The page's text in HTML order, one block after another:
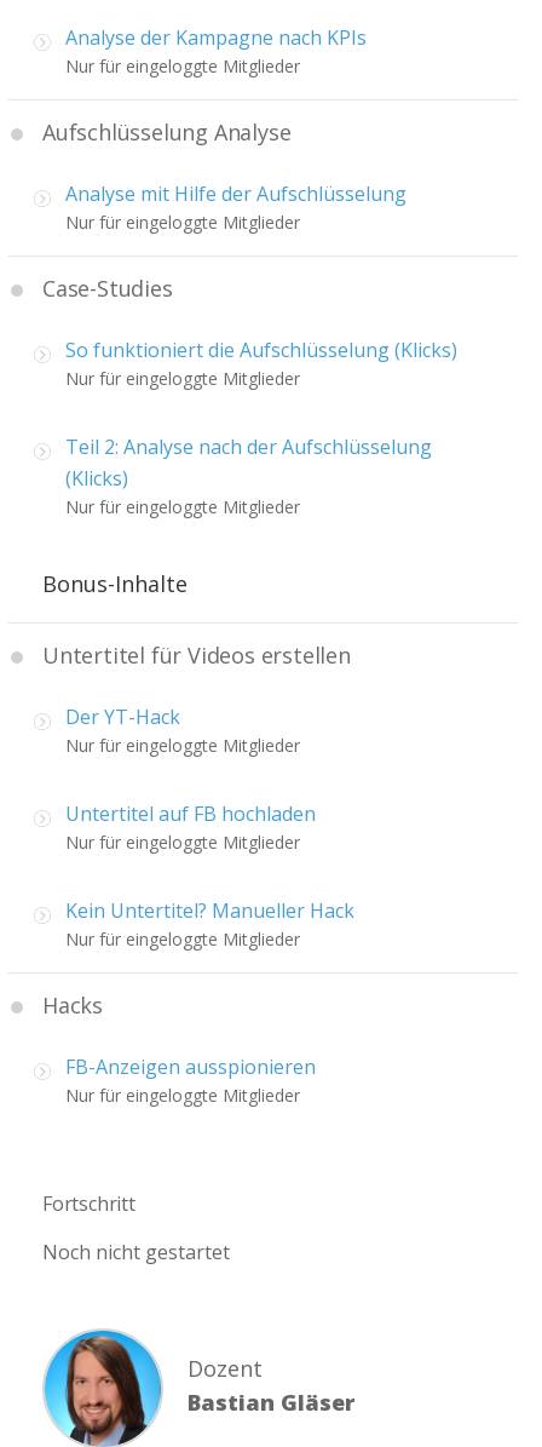
Analyse der Kampagne nach KPIs
Nur für eingeloggte Mitglieder
Aufschlüsselung Analyse
Analyse mit Hilfe der Aufschlüsselung
Nur für eingeloggte Mitglieder
Case-Studies
So funktioniert die Aufschlüsselung (Klicks)
Nur für eingeloggte Mitglieder
Teil 2: Analyse nach der Aufschlüsselung
(Klicks)
Nur für eingeloggte Mitglieder
Bonus-Inhalte
Untertitel für Videos erstellen
Der YT-Hack
Nur für eingeloggte Mitglieder
Untertitel auf FB hochladen
Nur für eingeloggte Mitglieder
Kein Untertitel? Manueller Hack
Nur für eingeloggte Mitglieder
Hacks
FB-Anzeigen ausspionieren
Nur für eingeloggte Mitglieder
Fortschritt
Noch nicht gestartet
Dozent
Bastian Gläser